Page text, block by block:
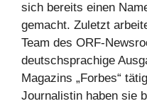
sich bereits einen
gemacht. Zuletzt
Team des ORF-
deutschsprachige
Magazins „Forbes“
Journalistin haben sie